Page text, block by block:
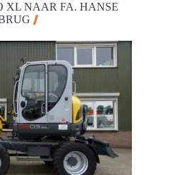
XL NAAR FA. HANSE